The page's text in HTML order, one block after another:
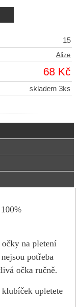
15
Alize
68 Kč
skladem 3ks
na pletení
potřeba
očka ručně.
upletete